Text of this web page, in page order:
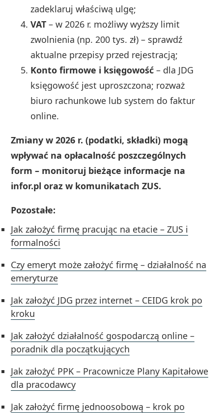
zadeklaruj właściwą ulgę;
VAT – w 2026 r. możliwy wyższy limit
zwolnienia (np. 200 tys. zł) – sprawdź
aktualne przepisy przed rejestracją;
Konto firmowe i księgowość – dla JDG
księgowość jest uproszczona; rozważ
biuro rachunkowe lub system do faktur
online.
Zmiany w 2026 r. (podatki, składki) mogą
wpływać na opłacalność poszczególnych
form – monitoruj bieżące informacje na
infor.pl oraz w komunikatach ZUS.
Pozostałe:
Jak założyć firmę pracując na etacie – ZUS i
formalności
Czy emeryt może założyć firmę – działalność na
emeryturze
Jak założyć JDG przez internet – CEIDG krok po
kroku
Jak założyć działalność gospodarczą online –
poradnik dla początkujących
Jak założyć PPK – Pracownicze Plany Kapitałowe
dla pracodawcy
Jak założyć firmę jednoosobową – krok po